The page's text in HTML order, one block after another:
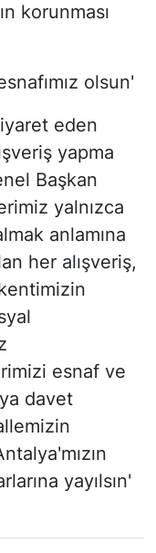
korunması
olsun'
eden
yapma
Başkan
yalnızca
anlamına
her alışveriş,
esnaf ve
davet
yayılsın'